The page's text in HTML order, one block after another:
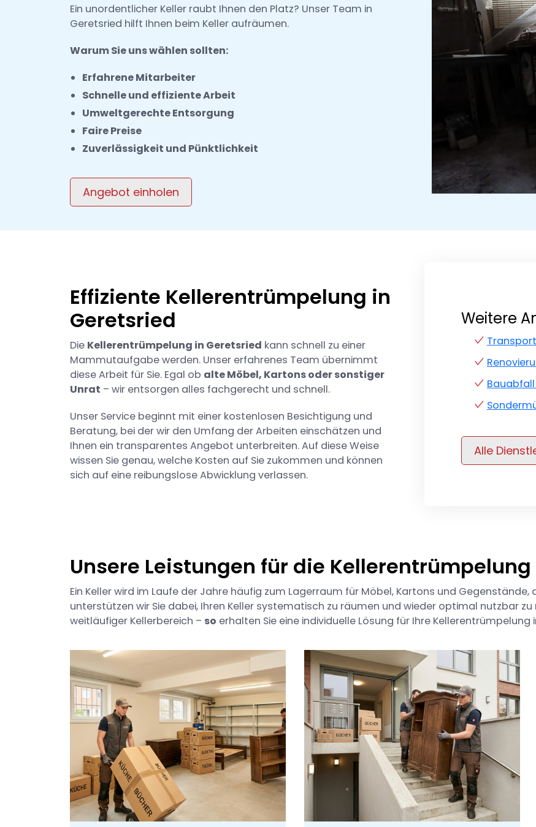
Ein unordentlicher Keller raubt Ihnen den Platz? Unser Team in
Geretsried hilft Ihnen beim Keller aufräumen.
Warum Sie uns wählen sollten:
Erfahrene Mitarbeiter
Schnelle und effiziente Arbeit
Umweltgerechte Entsorgung
Faire Preise
Zuverlässigkeit und Pünktlichkeit
Angebot einholen
Effiziente Kellerentrümpelung in
Geretsried
Die Kellerentrümpelung in Geretsried kann schnell zu einer
Mammutaufgabe werden. Unser erfahrenes Team übernimmt
diese Arbeit für Sie. Egal ob alte Möbel, Kartons oder sonstiger
Unrat – wir entsorgen alles fachgerecht und schnell.
Unser Service beginnt mit einer kostenlosen Besichtigung und
Beratung, bei der wir den Umfang der Arbeiten einschätzen und
Ihnen ein transparentes Angebot unterbreiten. Auf diese Weise
wissen Sie genau, welche Kosten auf Sie zukommen und können
sich auf eine reibungslose Abwicklung verlassen.
Weitere
Alle
Unsere Leistungen für die Kellerentrümpelung
Ein Keller wird im Laufe der Jahre häufig zum Lagerraum für Möbel, Kartons und
unterstützen wir Sie dabei, Ihren Keller systematisch zu räumen und wieder optimal nutzbar
weitläufiger Kellerbereich – so erhalten Sie eine individuelle Lösung für Ihre Kellerentrümpelung